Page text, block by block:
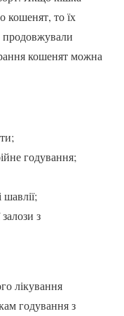
кошенят, то їх
кошенят можна
годування;
з
лікування
годування з